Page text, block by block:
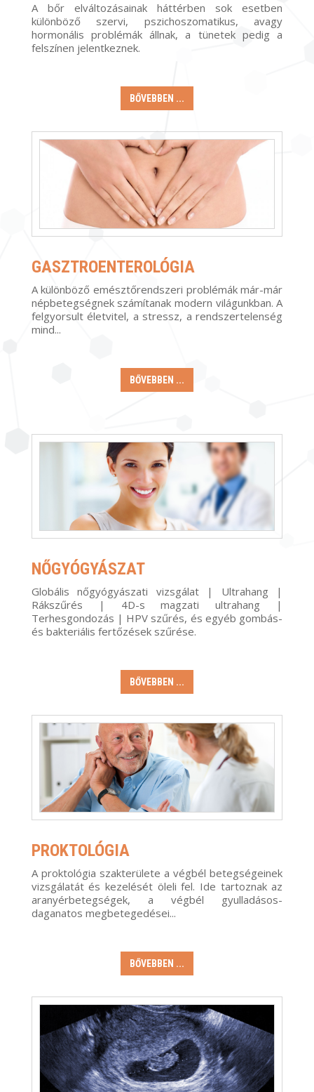
A bőr elváltozásainak háttérben sok esetben
különböző szervi, pszichoszomatikus, avagy
hormonális problémák állnak, a tünetek pedig a
felszínen jelentkeznek.
BŐVEBBEN ...
GASZTROENTEROLÓGIA
Akülönböző emésztőrendszeri problémák már-már
népbetegségnek számítanak modern világunkban. A
felgyorsult életvitel, a stressz, a rendszertelenség
mind...
BŐVEBBEN ...
NŐGYÓGYÁSZAT
Globális nőgyógyászati vizsgálat | Ultrahang |
Rákszűrés | 4D-s magzati ultrahang |
Terhesgondozás | HPV szűrés, és egyéb gombás-
és bakteriális fertőzések szűrése.
BŐVEBBEN ...
PROKTOLÓGIA
A proktológia szakterülete a végbél betegségeinek
vizsgálatát és kezelését öleli fel. Ide tartoznak az
aranyérbetegségek, a végbél gyulladásos-
daganatos megbetegedései...
BŐVEBBEN ...